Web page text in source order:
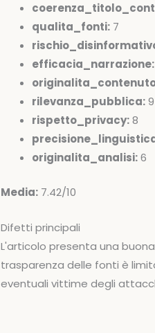
qualita_fonti: 7
efficacia_narrazione:
rilevanza_pubblica:9
rispetto_privacy:8
originalita_analisi:6
Media: 7.42/10
Difetti principali
L'articolo presenta una
trasparenza delle fonti è
eventuali vittime degli